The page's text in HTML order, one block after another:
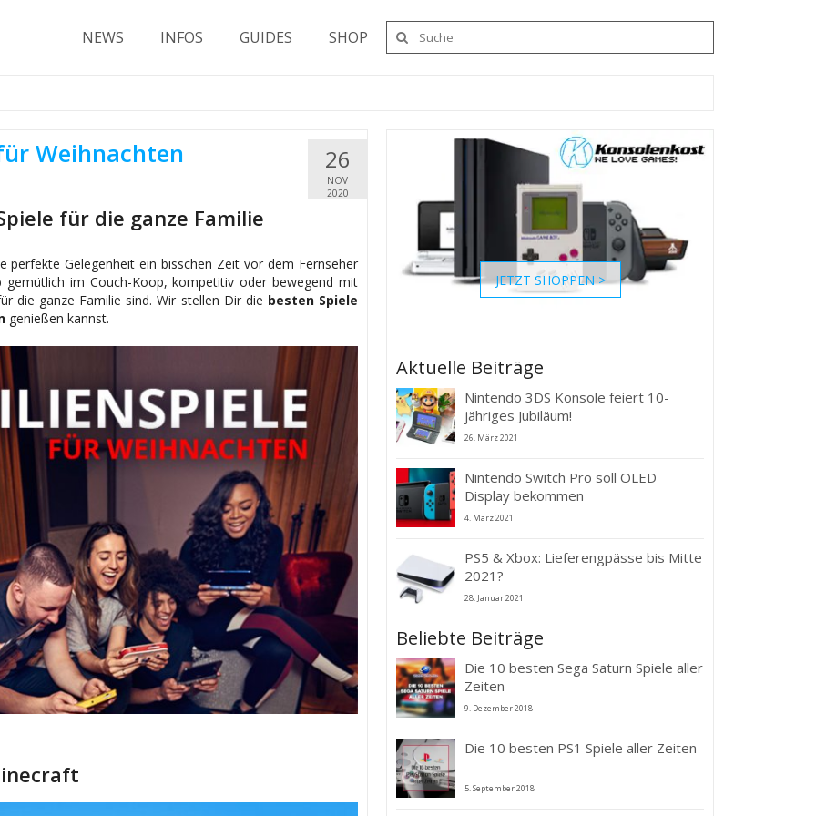
NEWS INFOS GUIDES SHOP
26
NOV
2020
Weihnachten
für die ganze Familie
perfekte Gelegenheit ein bisschen Zeit vor dem Fernseher
im Couch-Koop, kompetitiv oder bewegend mit
die ganze Familie sind. Wir stellen Dir die besten Spiele
genießen kannst.
JETZT SHOPPEN >
Aktuelle Beiträge
Nintendo 3DS Konsole feiert 10-
jähriges Jubiläum!
26. März 2021
Nintendo Switch Pro soll OLED
Display bekommen
4. März 2021
PS5 & Xbox: Lieferengpässe bis Mitte
2021?
28. Januar 2021
Beliebte Beiträge
Die 10 besten Sega Saturn Spiele aller
Zeiten
9. Dezember 2018
Die 10 besten PS1 Spiele aller Zeiten
5. September 2018